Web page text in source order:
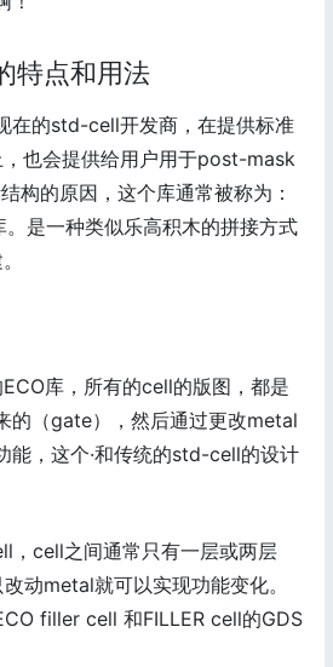
特点和用法
在的std-cell开发商，在提供标准
也会提供给用户用于post-mask
构的原因，这个库通常被称为：
是一种类似乐高积木的拼接方式
库，所有的cell的版图，都是
的（gate），然后通过更改metal
能，这个·和传统的std-cell的设计
，cell之间通常只有一层或两层
动metal就可以实现功能变化。
filler cell 和FILLER cell的GDS